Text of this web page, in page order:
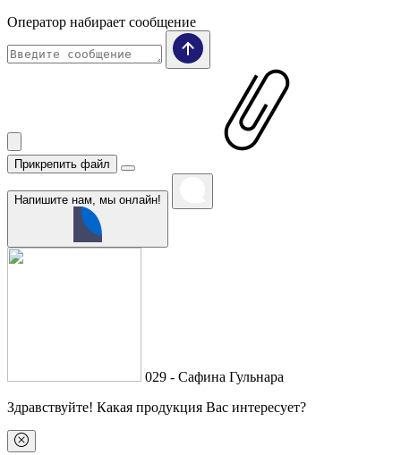
Оператор набирает сообщение
Прикрепить файл
Напишите нам, мы онлайн!
029 - Сафина Гульнара
Здравствуйте! Какая продукция Вас интересует?